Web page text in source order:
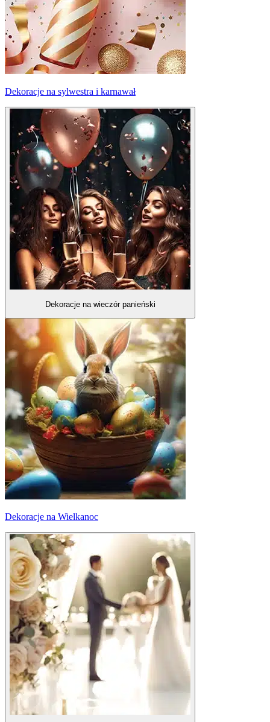
Dekoracje na sylwestra i karnawał
Dekoracje na wieczór panieński
Dekoracje na Wielkanoc